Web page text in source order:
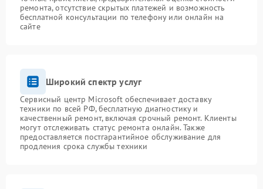
ремонта, отсутствие скрытых платежей и возможность
бесплатной консультации по телефону или онлайн на
сайте
Широкий спектр услуг
Сервисный центр Microsoft обеспечивает доставку
техники по всей РФ, бесплатную диагностику и
качественный ремонт, включая срочный ремонт. Клиенты
могут отслеживать статус ремонта онлайн. Также
предоставляется постгарантийное обслуживание для
продления срока службы техники